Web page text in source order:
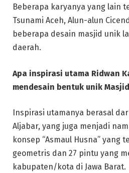
Beberapa karyanya yang lain
Tsunami Aceh, Alun-alun
beberapa desain masjid unik
daerah.
Apa inspirasi utama Ridwan
mendesain bentuk unik
Inspirasi utamanya berasal
Aljabar, yang juga menjadi
konsep “Asmaul Husna” yang
geometris dan 27 pintu yang
kabupaten/kota di Jawa Barat.